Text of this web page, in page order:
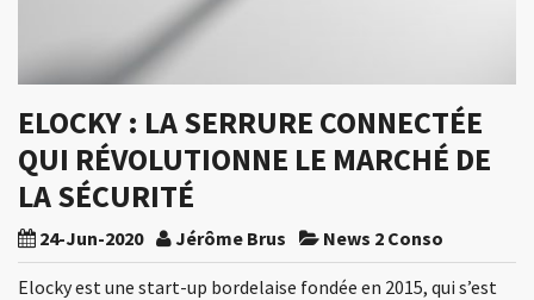
ELOCKY : LA SERRURE CONNECTÉE
QUI RÉVOLUTIONNE LE MARCHÉ DE
LA SÉCURITÉ
24-Jun-2020 Jérôme Brus News 2 Conso
Elocky est une start-up bordelaise fondée en 2015, qui s’est